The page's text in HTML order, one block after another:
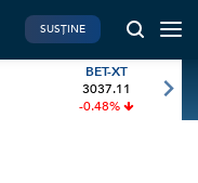
multe insolvențe, cu
multe dizolvări sau
PERSONALE
SUSȚINE
BET-XT
3037.11
-0.48%